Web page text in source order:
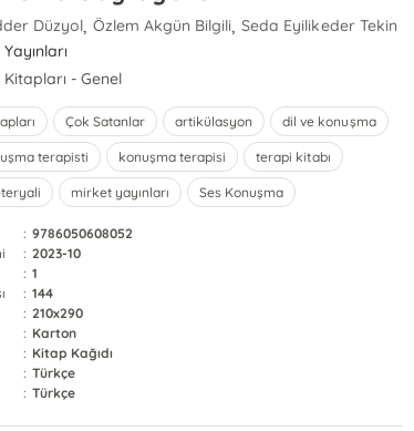
Düzyol, Özlem Akgün Bilgili, Seda Eyilikeder Tekin
- Genel
Çok Satanlar artikülasyon dil ve konuşma
terapisti konuşma terapisi terapi kitabı
mirket yayınları Ses Konuşma
: 9786050608052
: 2023-10
: 1
: 144
: 210x290
: Karton
: Kitap Kağıdı
: Türkçe
: Türkçe